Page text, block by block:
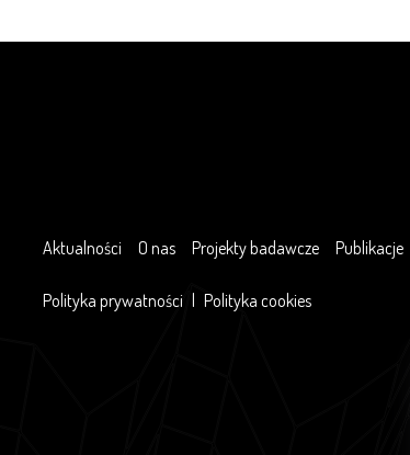
Aktualności O nas Projekty badawcze Publikacje
Polityka prywatności | Polityka cookies